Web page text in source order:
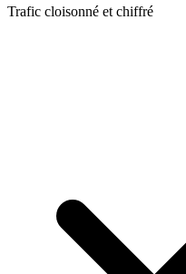
Trafic cloisonné et chiffré